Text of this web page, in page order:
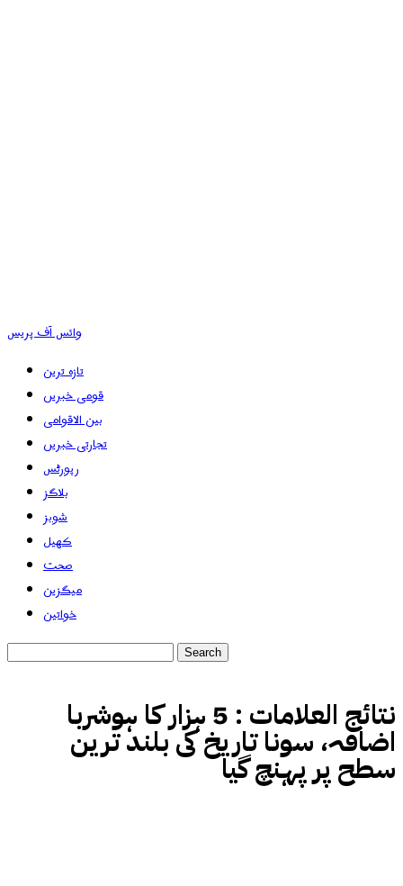
وائس آف پریس
تازہ ترین
قومی خبریں
بین الاقوامی
تجارتی خبریں
رپورٹس
بلاگز
شوبز
کھیل
صحت
میگزین
خواتین
نتائج العلامات : 5 ہزار کا ہوشربا
اضافہ، سونا تاریخ کی بلند ترین
سطح پر پہنچ گیا